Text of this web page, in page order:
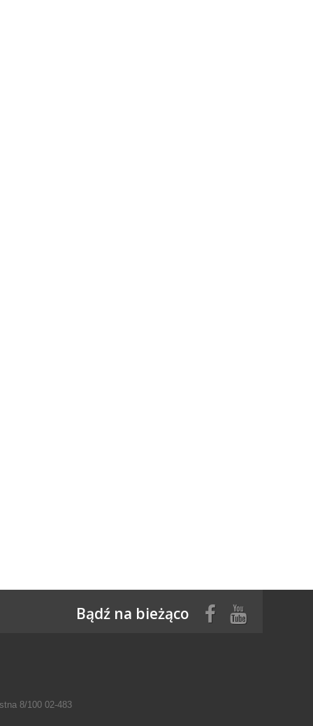
Bądź na bieżąco
8/100 02-483